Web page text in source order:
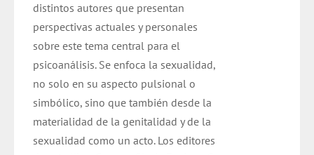
distintos autores que presentan
perspectivas actuales y personales
sobre este tema central para el
psicoanálisis. Se enfoca la sexualidad,
no solo en su aspecto pulsional o
simbólico, sino que también desde la
materialidad de la genitalidad y de la
sexualidad como un acto. Los editores